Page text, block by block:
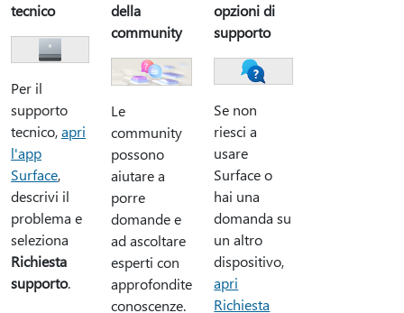
tecnico
Per il
supporto
tecnico,apri
l'app
Surface,
descrivi il
problema e
seleziona
Richiesta
supporto.
della
community
Le
community
possono
aiutare a
porre
domande e
ad ascoltare
esperti con
approfondite
conoscenze.
opzioni di
supporto
Se non
riesci a
usare
Surface o
hai una
domanda su
un altro
dispositivo,
apri
Richiesta